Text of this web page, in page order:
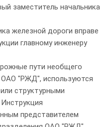
заместитель начальника
железной дороги вправе
главному инженеру
пути необщего
"РЖД", используются
структурными
представителем